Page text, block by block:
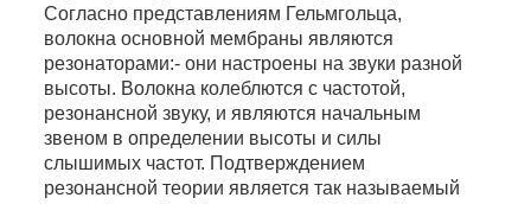
Согласно представлениям Гельмгольца,
волокна основной мембраны являются
резонаторами:- они настроены на звуки разной
высоты. Волокна колеблются с частотой,
резонансной звуку, и являются начальным
звеном в определении высоты и силы
слышимых частот. Подтверждением
резонансной теории является так называемый